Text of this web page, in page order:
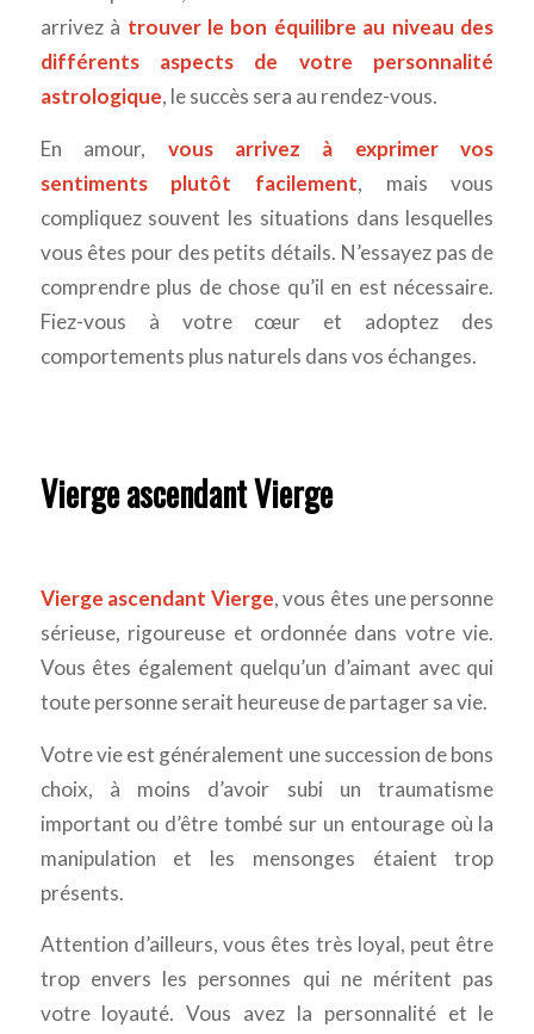
arrivez à trouver le bon équilibre au niveau des
différents aspects de votre personnalité
astrologique, le succès sera au rendez-vous.
En amour, vous arrivez à exprimer vos
sentiments plutôt facilement, mais vous
compliquez souvent les situations dans lesquelles
vous êtes pour des petits détails. N’essayez pas de
comprendre plus de chose qu’il en est nécessaire.
Fiez-vous à votre cœur et adoptez des
comportements plus naturels dans vos échanges.
Vierge ascendant Vierge
Vierge ascendant Vierge, vous êtes une personne
sérieuse, rigoureuse et ordonnée dans votre vie.
Vous êtes également quelqu’un d’aimant avec qui
toute personne serait heureuse de partager sa vie.
Votre vie est généralement une succession de bons
choix, à moins d’avoir subi un traumatisme
important ou d’être tombé sur un entourage où la
manipulation et les mensonges étaient trop
présents.
Attention d’ailleurs, vous êtes très loyal, peut être
trop envers les personnes qui ne méritent pas
votre loyauté. Vous avez la personnalité et le